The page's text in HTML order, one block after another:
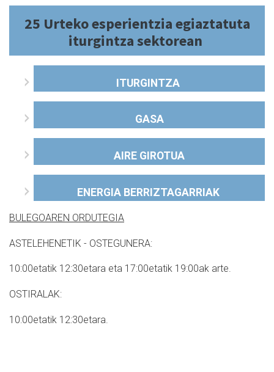
25 Urteko esperientzia egiaztatuta
iturgintza sektorean
ITURGINTZA
GASA
AIRE GIROTUA
ENERGIA BERRIZTAGARRIAK
BULEGOAREN ORDUTEGIA
ASTELEHENETIK - OSTEGUNERA:
10:00etatik 12:30etara eta 17:00etatik 19:00ak arte.
OSTIRALAK:
10:00etatik 12:30etara.